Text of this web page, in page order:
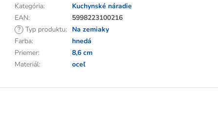
Kategória:
Kuchynské náradie
EAN:
5998223100216
? Typ produktu: Na zemiaky
Farba:
hnedá
Priemer:
8,6 cm
Materiál: oceľ
Z